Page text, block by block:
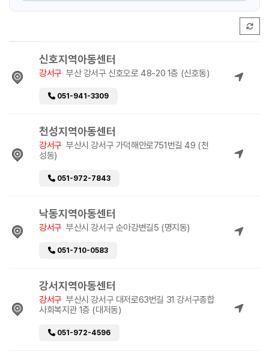
신호지역아동센터
강서구 부산 강서구 신호오로 48-20 1층 (신호동)
051-941-3309
천성지역아동센터
강서구 부산시 강서구 가덕해안로751번길 49 (천
성동)
051-972-7843
낙동지역아동센터
강서구 부산시 강서구 순아강변길5 (명지동)
051-710-0583
강서지역아동센터
강서구 부산시 강서구 대저로63번길 31 강서구종합
사회복지관 1층 (대저동)
051-972-4596